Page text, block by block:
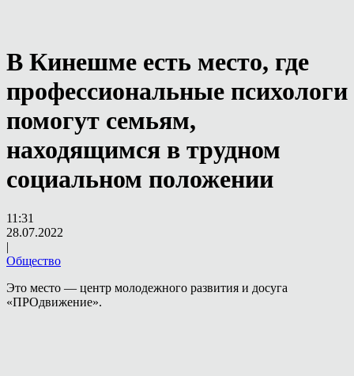
В Кинешме есть место, где
профессиональные психологи
помогут семьям,
находящимся в трудном
социальном положении
11:31
28.07.2022
|
Общество
Это место — центр молодежного развития и досуга
«ПРОдвижение».